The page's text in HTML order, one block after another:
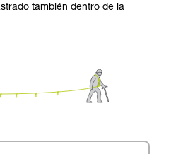
también dentro de la